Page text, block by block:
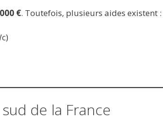
€. Toutefois, plusieurs aides existent :
de la France